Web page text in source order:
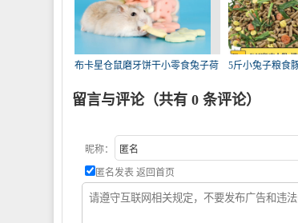
布卡星仓鼠磨牙饼干小零食兔子荷
5斤小兔子粮食
留言与评论（共有 0 条评论）
昵称：
匿名发表 返回首页